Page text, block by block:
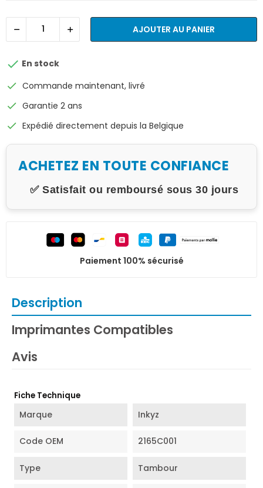
AJOUTER AU PANIER
 En stock
check Commande maintenant, livré
check Garantie 2 ans
check Expédié directement depuis la Belgique
ACHETEZ EN TOUTE CONFIANCE
✅ Satisfait ou remboursé sous 30 jours
Paiement 100% sécurisé
Description
Imprimantes Compatibles
Avis
Fiche Technique
Marque Inkyz
Code OEM 2165C001
Type Tambour